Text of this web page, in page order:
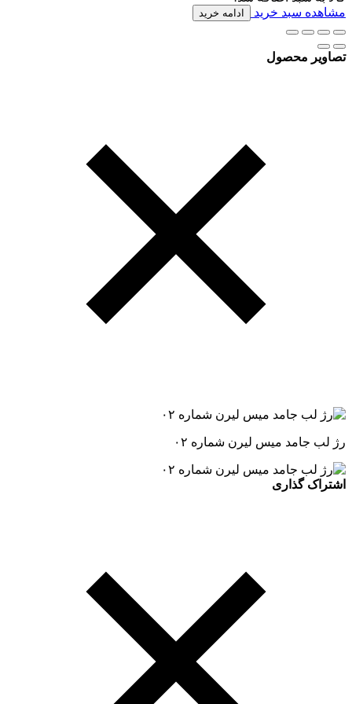
مشاهده سبد خرید
ادامه خرید
تصاویر محصول
رژ لب جامد میس لیرن شماره ۰۲
اشتراک گذاری